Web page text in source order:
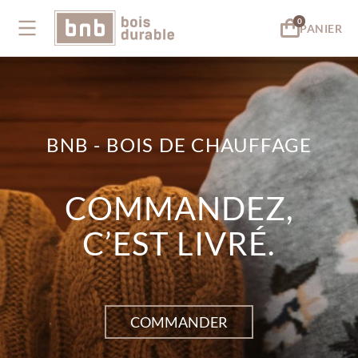
PANIER
BNB - BOIS DE CHAUFFAGE
COMMANDEZ,
C’EST LIVRÉ.
COMMANDER